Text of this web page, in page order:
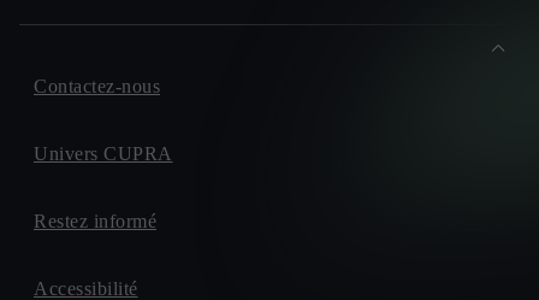
Contactez-nous
Univers CUPRA
Restez informé
Accessibilité